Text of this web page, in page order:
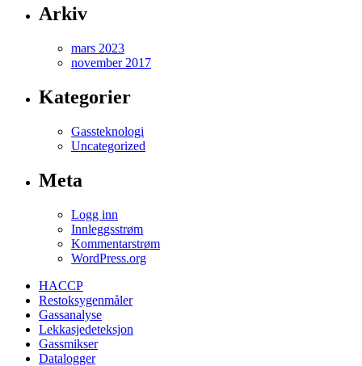
Arkiv
mars 2023
november 2017
Kategorier
Gassteknologi
Uncategorized
Meta
Logg inn
Innleggsstrøm
Kommentarstrøm
WordPress.org
HACCP
Restoksygenmåler
Gassanalyse
Lekkasjedeteksjon
Gassmikser
Datalogger